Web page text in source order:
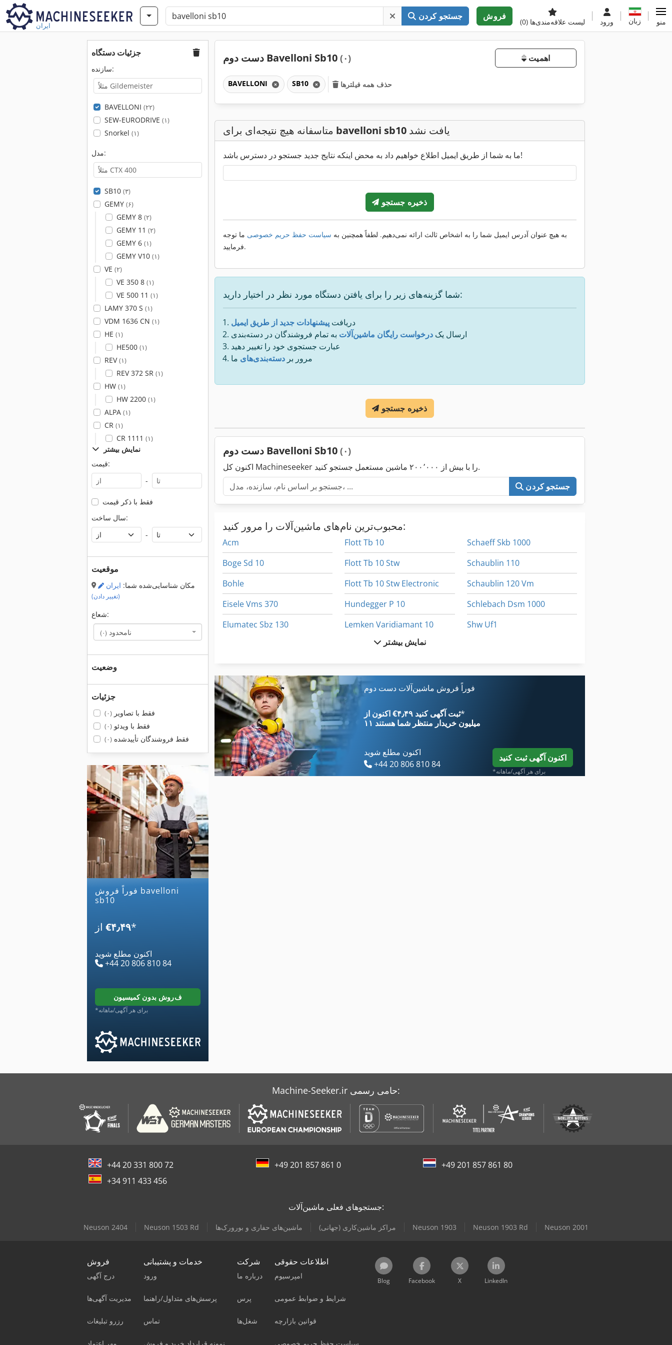
ایران
جستجو کردن فروش
لیست علاقه‌مندی‌ها (0) ورود زبان منو
جزئیات دستگاه
سازنده:
BAVELLONI (۲۲)
SEW-EURODRIVE (۱)
Snorkel (۱)
مدل:
SB10 (۳)
GEMY (۶)
GEMY 8 (۲)
GEMY 11 (۲)
GEMY 6 (۱)
GEMY V10 (۱)
VE (۲)
VE 350 8 (۱)
VE 500 11 (۱)
LAMY 370 S (۱)
VDM 1636 CN (۱)
HE (۱)
HE500 (۱)
REV(۱)
REV 372 SR (۱)
HW (۱)
HW 2200 (۱)
ALPA (۱)
CR (۱)
CR 1111 (۱)
نمایش بیشتر
قیمت:
-
فقط با ذکر قیمت
سال ساخت:
-
موقعیت
مکان شناسایی‌شده شما: ایران
(تغییر دادن)
شعاع:
نامحدود (۰)
وضعیت
جزئیات
فقط با تصاویر(۰)
فقط با ویدئو(۰)
فقط فروشندگان تأییدشده(۰)
فوراً فروش bavelloni
sb10
‎€۴٫۴۹*
اکنون مطلع شوید
+44 20 806 810 84
فروش بدون کمیسیون
*برای هر آگهی/ماهانه
دست دوم Bavelloni Sb10 (۰) اهمیت
BAVELLONI SB10 حذف همه فیلترها
bavelloni sb10 یافت نشد
ما به شما از طریق ایمیل اطلاع خواهیم داد به محض اینکه نتایج جدید جستجو در دسترس باشد!
ذخیره جستجو
به هیچ عنوان آدرس ایمیل شما را به اشخاص ثالث ارائه نمی‌دهیم. لطفاً همچنین به سیاست حفظ حریم خصوصی ما توجه
فرمایید.
شما گزینه‌های زیر را برای یافتن دستگاه مورد نظر در اختیار دارید:
دریافت پیشنهادات جدید از طریق ایمیل
ارسال یک درخواست رایگان ماشین‌آلات به تمام فروشندگان در دسته‌بندی
عبارت جستجوی خود را تغییر دهید
مرور بر دسته‌بندی‌های ما
ذخیره جستجو
دست دوم Bavelloni Sb10 (۰)
اکنون کل Machineseeker را با بیش از ۲۰۰٬۰۰۰ ماشین مستعمل جستجو کنید.
جستجو کردن
محبوب‌ترین نام‌های ماشین‌آلات را مرور کنید:
Acm
Boge Sd 10
Bohle
Eisele Vms 370
Elumatec Sbz 130
Elumatec St 225
Flott 10 Stw Electronic
Flott Tb 10
Flott Tb 10 Stw
Flott Tb 10 Stw Electronic
Hundegger P 10
Lemken Varidiamant 10
Panhans 426
Panhans Euro 10
Schaeff Skb 1000
Schaublin 110
Schaublin 120 Vm
Schlebach Dsm 1000
Shw Uf1
نمایش بیشتر
فوراً فروش ماشین‌آلات دست دوم
اکنون از ‎€۴٫۴۹ ثبت آگهی کنید*
۱۱ میلیون خریدار منتظر شما هستند
اکنون مطلع شوید
+44 20 806 810 84
اکنون آگهی ثبت کنید
*برای هر آگهی/ماهانه
Machine-Seeker.ir حامی رسمی:
+44 20 331 800 72 +49 201 857 861 0
+49 201 857 861 80
+34 911 433 456
جستجوهای فعلی ماشین‌آلات:
Neuson 2404 Neuson 1503 Rd ماشین‌های حفاری و بورورک‌ها مراکز ماشین‌کاری (جهانی) Neuson 1903 Neuson 1903 Rd Neuson 2001
فروش
درج آگهی
مدیریت آگهی‌ها
رزرو تبلیغات
خدمات و پشتیبانی
ورود
پرسش‌های متداول/راهنما
تماس
شرکت
درباره ما
پرس
شغل‌ها
اطلاعات حقوقی
امپرسیوم
شرایط و ضوابط عمومی
قوانین بازارچه
Blog Facebook X LinkedIn